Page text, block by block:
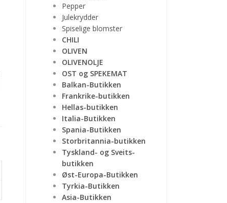
Pepper
Julekrydder
Spiselige blomster
CHILI
OLIVEN
OLIVENOLJE
OST og SPEKEMAT
Balkan-Butikken
Frankrike-butikken
Hellas-butikken
Italia-Butikken
Spania-Butikken
Storbritannia-butikken
Tyskland- og Sveits-
butikken
Øst-Europa-Butikken
Tyrkia-Butikken
Asia-Butikken